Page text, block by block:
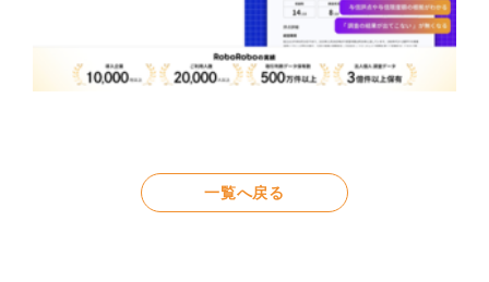
一覧へ戻る